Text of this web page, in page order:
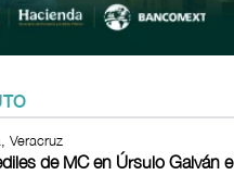
Veracruz
de MC en Úrsulo Galván e